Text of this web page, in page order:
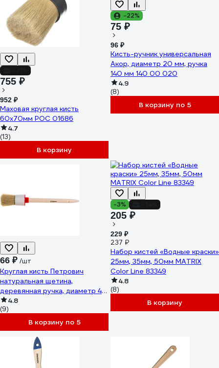
755 ₽
952 ₽
Маховая круглая кисть
60х70мм РОС 01686
4.7
(13)
В корзину
-22%
75 ₽
96 ₽
Кисть-ручник универсальная
Акор, диаметр 20 мм, ручка
140 мм 140 00 020
4.9
(8)
В корзину по 5
66 ₽ /шт
Круглая кисть Петрович
натуральная щетина,
деревянная ручка, диаметр 40
мм 4100000177
4.8
(9)
В корзину по 5
-3%
205 ₽
229 ₽
237 ₽
Набор кистей «Водные краски»
25мм, 35мм, 50мм MATRIX
Color Line 83349
4.8
(8)
В корзину